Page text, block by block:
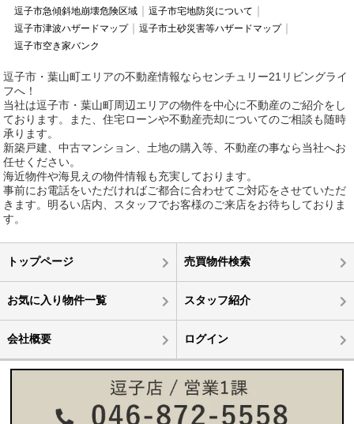
逗子市急傾斜地崩壊危険区域
逗子市宅地防災について
逗子市津波ハザードマップ
逗子市土砂災害等ハザードマップ
逗子市空き家バンク
逗子市・葉山町エリアの不動産情報ならセンチュリー21リビングライ
フへ！
当社は逗子市・葉山町周辺エリアの物件を中心に不動産のご紹介をし
ております。また、住宅ローンや不動産売却についてのご相談も随時
承ります。
新築戸建、中古マンション、土地の購入等、不動産の事なら当社へお
任せください。
海近物件や海見えの物件情報も充実しております。
事前にお電話をいただければご都合に合わせてご対応をさせていただ
きます。明るい店内、スタッフでお客様のご来店をお待ちしておりま
す。
トップページ 売買物件検索
お気に入り物件一覧 スタッフ紹介
会社概要 ログイン